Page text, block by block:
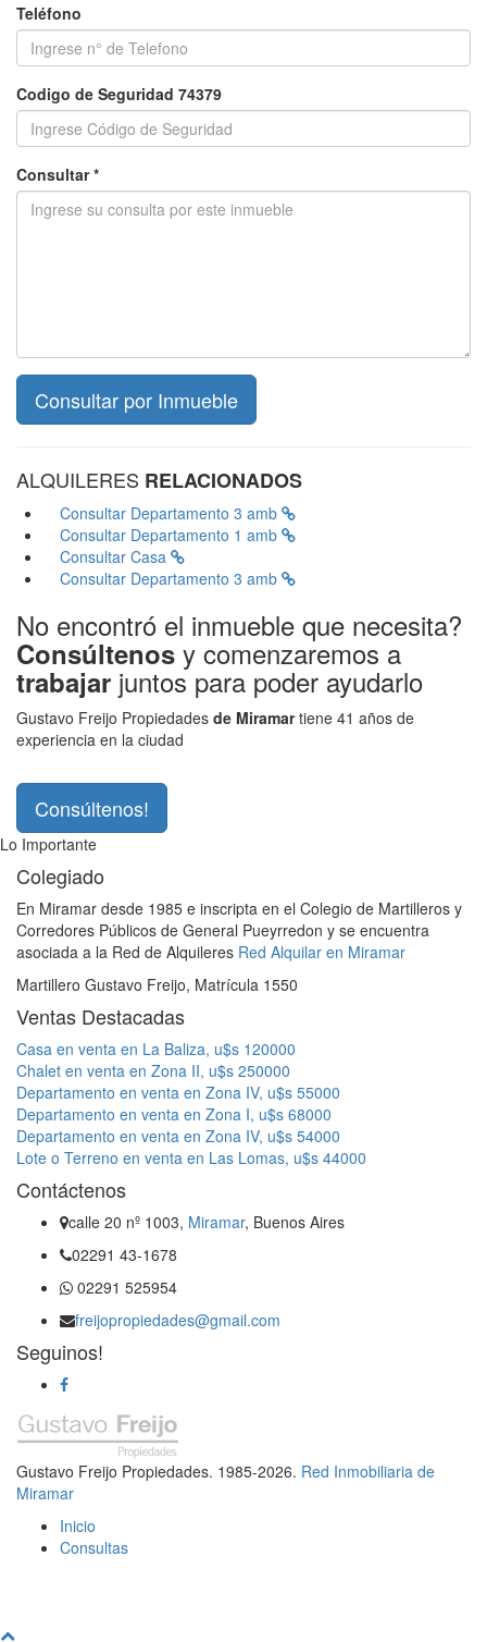
Teléfono
Codigo de Seguridad 74379
Consultar *
ALQUILERES RELACIONADOS
Consultar Departamento 3 amb
Consultar Departamento 1 amb
Consultar Casa
Consultar Departamento 3 amb
No encontró el inmueble que necesita?
Consúltenos y comenzaremos a
trabajar juntos para poder ayudarlo
Gustavo Freijo Propiedades de Miramartiene 41 años de
experiencia en la ciudad
Consúltenos!
Lo Importante
Colegiado
En Miramar desde 1985 e inscripta en el Colegio de Martilleros y
Corredores Públicos de General Pueyrredon y se encuentra
asociada a la Red de Alquileres Red Alquilar en Miramar
Martillero Gustavo Freijo, Matrícula 1550
Ventas Destacadas
Casa en venta en La Baliza, u$s 120000
Chalet en venta en Zona II, u$s 250000
Departamento en venta en Zona IV, u$s 55000
Departamento en venta en Zona I, u$s 68000
Departamento en venta en Zona IV, u$s 54000
Lote o Terreno en venta en Las Lomas, u$s 44000
Contáctenos
calle 20 nº 1003, Miramar, Buenos Aires
02291 43-1678
02291 525954
freijopropiedades@gmail.com
Seguinos!
Gustavo Freijo Propiedades. 1985-2026. Red Inmobiliaria de
Miramar
Inicio
Consultas